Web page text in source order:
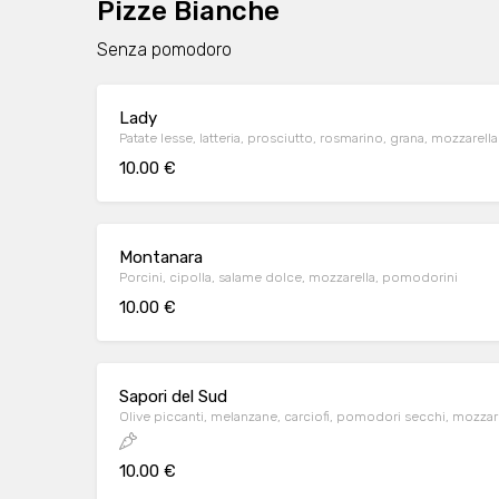
Pizze Bianche
Senza pomodoro
Lady
Patate lesse, latteria, prosciutto, rosmarino, grana, mozzarella
10.00 €
Montanara
Porcini, cipolla, salame dolce, mozzarella, pomodorini
10.00 €
Sapori del Sud
Olive piccanti, melanzane, carciofi, pomodori secchi,
10.00 €